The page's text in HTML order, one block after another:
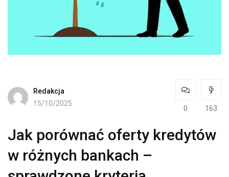
Redakcja
15/10/2025
0 163
Jak porównać oferty kredytów
w różnych bankach –